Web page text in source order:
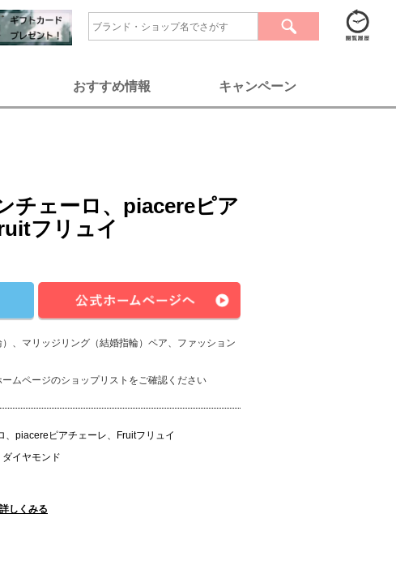
おすすめ情報 キャンペーン
チェーロ、piacereピア
フリュイ
、マリッジリング（結婚指輪）ペア、ファッション
ムページのショップリストをご確認ください
、piacereピアチェーレ、Fruitフリュイ
イヤモンド
しくみる